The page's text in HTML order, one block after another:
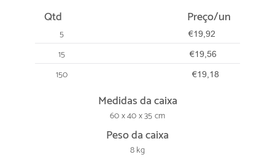
Qtd Preço/un
5 €19,92
15 €19,56
150 €19,18
Medidas da caixa
60 x 40 x 35 cm
Peso da caixa
8 kg